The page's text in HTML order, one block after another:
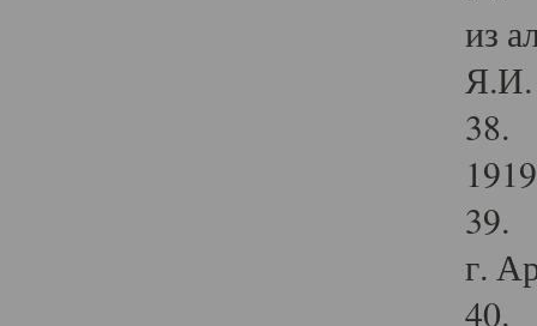
из
Я.И.
38.
39.
г.
40.